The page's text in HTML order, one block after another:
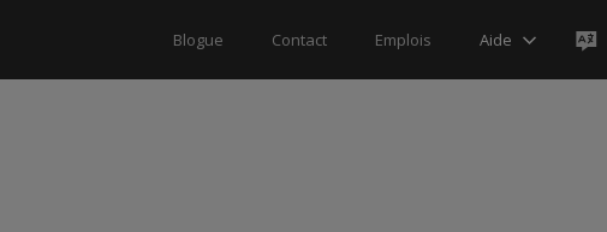
Blogue Contact Emplois Aide